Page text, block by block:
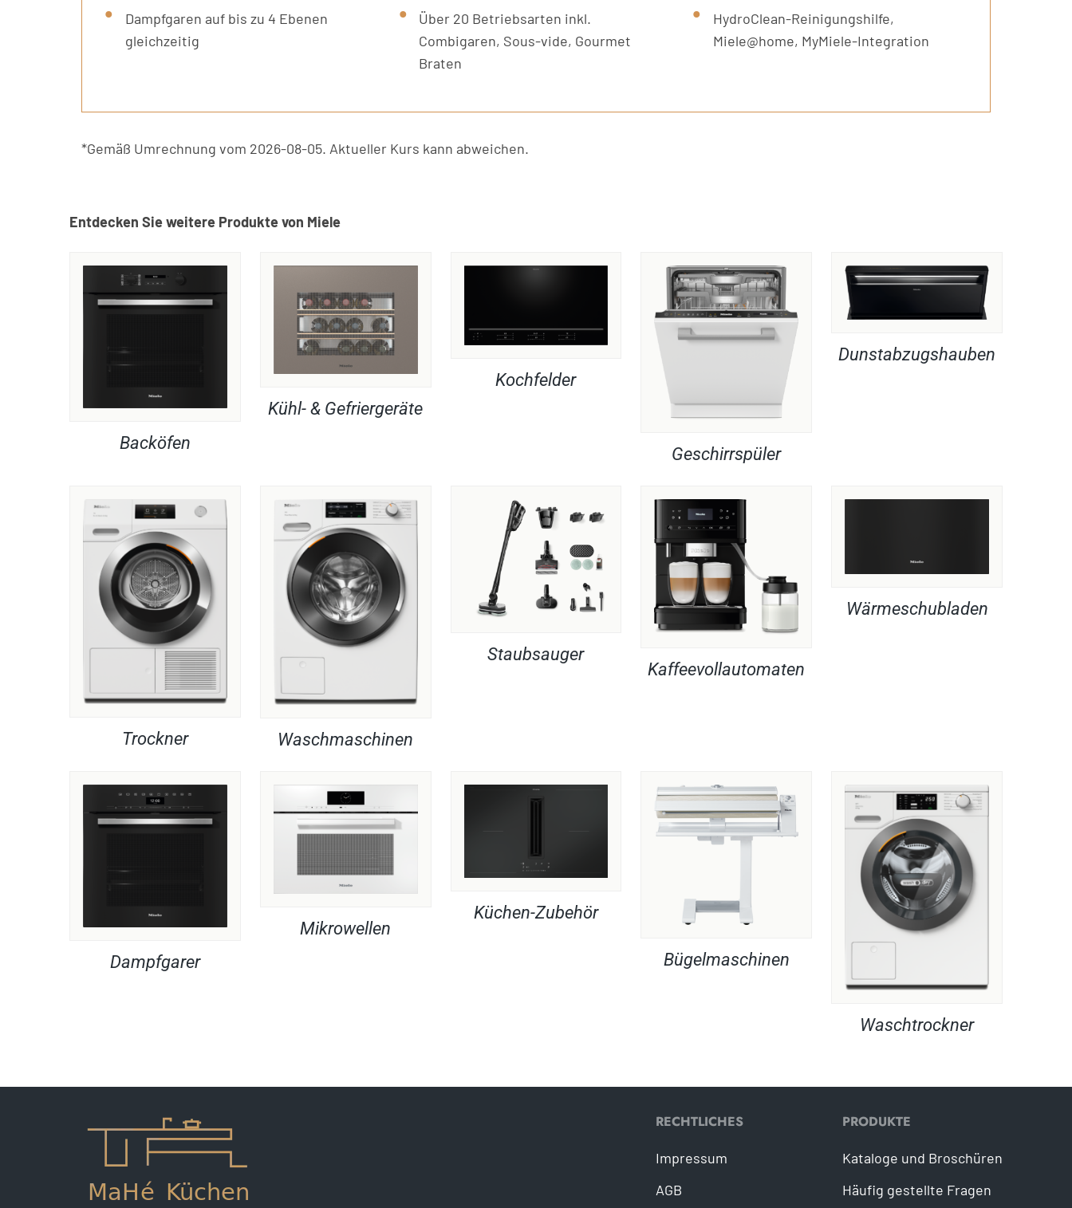
Dampfgaren auf bis zu 4 Ebenen
gleichzeitig
Über 20 Betriebsarten inkl.
Combigaren, Sous-vide, Gourmet
Braten
HydroClean-Reinigungshilfe,
Miele@home, MyMiele-Integration
*Gemäß Umrechnung vom 2026-08-05. Aktueller Kurs kann abweichen.
Entdecken Sie weitere Produkte von Miele
Backöfen
Kühl- & Gefriergeräte
Kochfelder
Geschirrspüler
Dunstabzugshauben
Trockner Waschmaschinen
Staubsauger
Kaffeevollautomaten
Wärmeschubladen
Dampfgarer
Mikrowellen
Küchen-Zubehör
Bügelmaschinen
Waschtrockner
RECHTLICHES
Impressum
AGB
PRODUKTE
Kataloge und Broschüren
Häufig gestellte Fragen